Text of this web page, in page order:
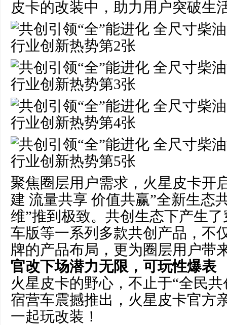
皮卡的改装中，助力用户突破生
聚焦圈层用户需求，火星皮卡开
建 流量共享 价值共赢”全新生态
维”推到极致。共创生态下产生
车版等一系列多款共创产品，不
牌的产品布局，更为圈层用户带
官改下场潜力无限，可玩性爆表
火星皮卡的野心，不止于“全民
宿营车震撼推出，火星皮卡官方
一起玩改装！